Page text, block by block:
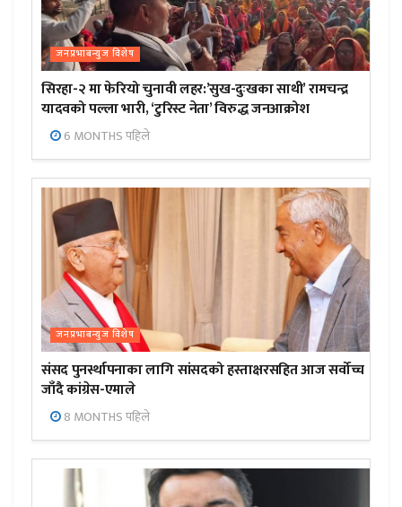
जनप्रभाबन्युज विशेष
सिरहा-२ मा फेरियो चुनावी लहर:’सुख-दुःखका साथी’ रामचन्द्र
यादवको पल्ला भारी, ‘टुरिस्ट नेता’ विरुद्ध जनआक्रोश
6 MONTHS पहिले
जनप्रभाबन्युज विशेष
संसद पुनर्स्थापनाका लागि सांसदको हस्ताक्षरसहित आज सर्वोच्च
जाँदै कांग्रेस-एमाले
8 MONTHS पहिले